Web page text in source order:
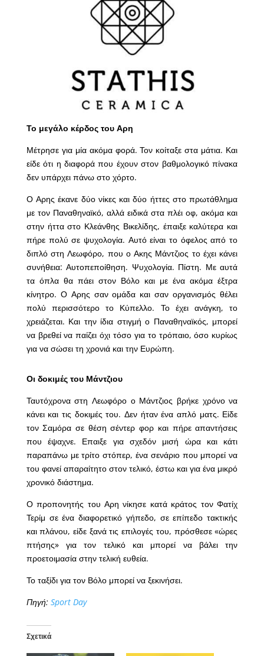
Το μεγάλο κέρδος του Αρη
Μέτρησε για μία ακόμα φορά. Τον κοίταξε στα μάτια. Και
είδε ότι η διαφορά που έχουν στον βαθμολογικό πίνακα
δεν υπάρχει πάνω στο χόρτο.
Ο Αρης έκανε δύο νίκες και δύο ήττες στο πρωτάθλημα
με τον Παναθηναϊκό, αλλά ειδικά στα πλέι οφ, ακόμα και
στην ήττα στο Κλεάνθης Βικελίδης, έπαιξε καλύτερα και
πήρε πολύ σε ψυχολογία. Αυτό είναι το όφελος από το
διπλό στη Λεωφόρο, που ο Ακης Μάντζιος το έχει κάνει
συνήθεια: Αυτοπεποίθηση. Ψυχολογία. Πίστη. Με αυτά
τα όπλα θα πάει στον Βόλο και με ένα ακόμα έξτρα
κίνητρο. Ο Αρης σαν ομάδα και σαν οργανισμός θέλει
πολύ περισσότερο το Κύπελλο. Το έχει ανάγκη, το
χρειάζεται. Και την ίδια στιγμή ο Παναθηναϊκός, μπορεί
να βρεθεί να παίζει όχι τόσο για το τρόπαιο, όσο κυρίως
για να σώσει τη χρονιά και την Ευρώπη.
Οι δοκιμές του Μάντζιου
Ταυτόχρονα στη Λεωφόρο ο Μάντζιος βρήκε χρόνο να
κάνει και τις δοκιμές του. Δεν ήταν ένα απλό ματς. Είδε
τον Σαμόρα σε θέση σέντερ φορ και πήρε απαντήσεις
που έψαχνε. Επαιξε για σχεδόν μισή ώρα και κάτι
παραπάνω με τρίτο στόπερ, ένα σενάριο που μπορεί να
του φανεί απαραίτητο στον τελικό, έστω και για ένα μικρό
χρονικό διάστημα.
Ο προπονητής του Αρη νίκησε κατά κράτος τον Φατίχ
Τερίμ σε ένα διαφορετικό γήπεδο, σε επίπεδο τακτικής
και πλάνου, είδε ξανά τις επιλογές του, πρόσθεσε «ώρες
πτήσης» για τον τελικό και μπορεί να βάλει την
προετοιμασία στην τελική ευθεία.
Το ταξίδι για τον Βόλο μπορεί να ξεκινήσει.
Πηγή: Sport Day
Σχετικά